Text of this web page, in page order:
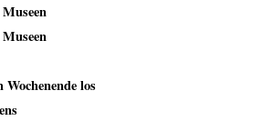
Wochenende los